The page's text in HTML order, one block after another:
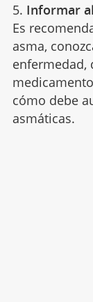
5. Informar
Es
asma,
enfermedad,
cómo debe
asmáticas.